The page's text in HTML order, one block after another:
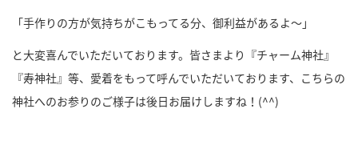
「手作りの方が気持ちがこもってる分、御利益があるよ～」
と大変喜んでいただいております。皆さまより『チャーム神社』
『寿神社』等、愛着をもって呼んでいただいております、こちらの
神社へのお参りのご様子は後日お届けしますね！ (^^)